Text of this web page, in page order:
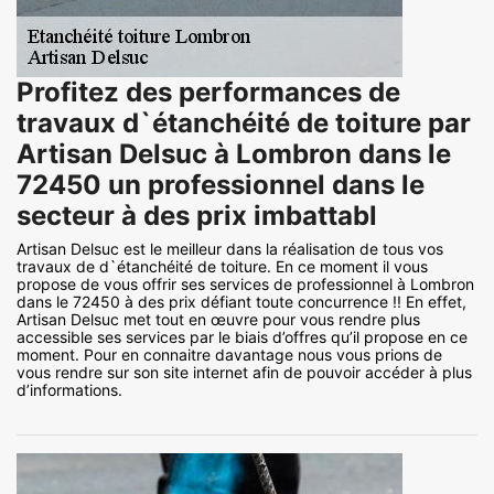
Profitez des performances de
travaux d`étanchéité de toiture par
Artisan Delsuc à Lombron dans le
72450 un professionnel dans le
secteur à des prix imbattabl
Artisan Delsuc est le meilleur dans la réalisation de tous vos
travaux de d`étanchéité de toiture. En ce moment il vous
propose de vous offrir ses services de professionnel à Lombron
dans le 72450 à des prix défiant toute concurrence !! En effet,
Artisan Delsuc met tout en œuvre pour vous rendre plus
accessible ses services par le biais d’offres qu’il propose en ce
moment. Pour en connaitre davantage nous vous prions de
vous rendre sur son site internet afin de pouvoir accéder à plus
d’informations.